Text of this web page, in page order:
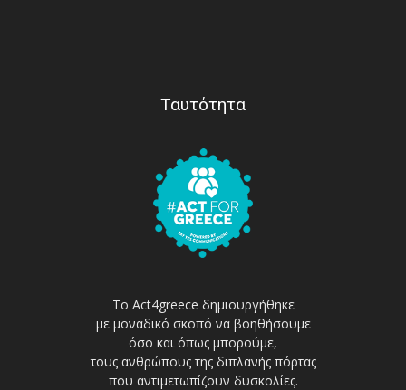
Ταυτότητα
Το Act4greece δημιουργήθηκε
με μοναδικό σκοπό να βοηθήσουμε
όσο και όπως μπορούμε,
τους ανθρώπους της διπλανής πόρτας
που αντιμετωπίζουν δυσκολίες.